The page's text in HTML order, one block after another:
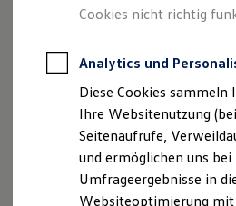
Garantien
Professional Class
Behörden
Direktkunden
Sonderfahrzeuge
Anpfiff zum Gewinn
Elektromobilität
Elektroautos
ID. Tutorials
Der neue ID. Polo
Ab 24.995,00 € inkl. MwSt.
Bald erhältlich
Begeistert. Der
vollelektrische ID.
Cookies nicht richtig
Analytics und
Diese Cookies
Ihre Websitenutzung
Seitenaufrufe,
und ermöglichen uns
Umfrageergebnisse in
Websiteoptimierung mit